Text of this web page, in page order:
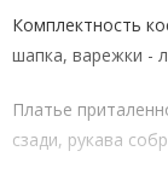
Комплектность
шапка, варежки -
Платье
сзади, рукава